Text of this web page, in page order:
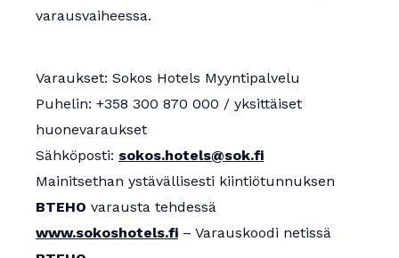
varausvaiheessa.
Varaukset: Sokos Hotels Myyntipalvelu
Puhelin: +358 300 870 000 / yksittäiset
huonevaraukset
Sähköposti: sokos.hotels@sok.fi
Mainitsethan ystävällisesti kiintiötunnuksen
BTEHO varausta tehdessä
www.sokoshotels.fi – Varauskoodi netissä